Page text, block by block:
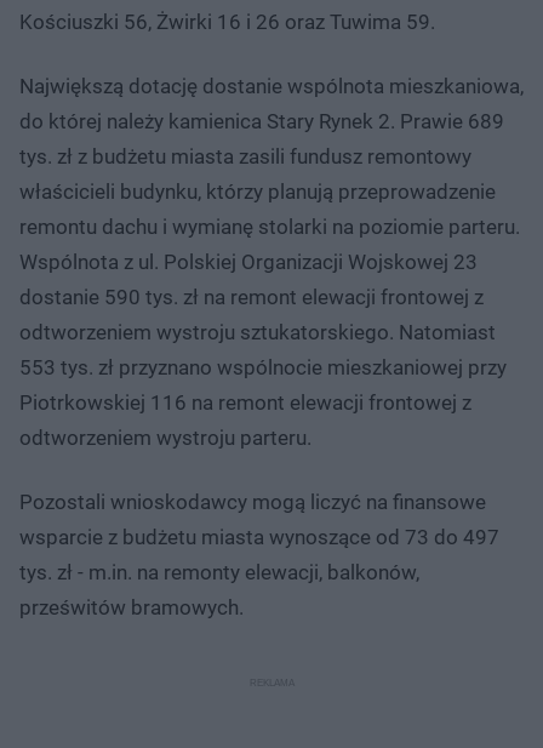
Kościuszki 56, Żwirki 16 i 26 oraz Tuwima 59.
Największą dotację dostanie wspólnota mieszkaniowa,
do której należy kamienica Stary Rynek 2. Prawie 689
tys. zł z budżetu miasta zasili fundusz remontowy
właścicieli budynku, którzy planują przeprowadzenie
remontu dachu i wymianę stolarki na poziomie parteru.
Wspólnota z ul. Polskiej Organizacji Wojskowej 23
dostanie 590 tys. zł na remont elewacji frontowej z
odtworzeniem wystroju sztukatorskiego. Natomiast
553 tys. zł przyznano wspólnocie mieszkaniowej przy
Piotrkowskiej 116 na remont elewacji frontowej z
odtworzeniem wystroju parteru.
Pozostali wnioskodawcy mogą liczyć na finansowe
wsparcie z budżetu miasta wynoszące od 73 do 497
tys. zł - m.in. na remonty elewacji, balkonów,
prześwitów bramowych.